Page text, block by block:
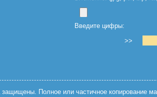
Введите цифры:
>>
защищены. Полное или частичное копирование